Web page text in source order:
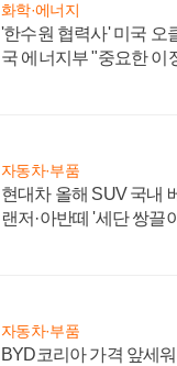
화학·에너지
'한수원 협력사' 미국 오
국 에너지부 "중요한 이
자동차·부품
현대차 올해 SUV 국내
랜저·아반떼 '세단 쌍끌
자동차·부품
BYD코리아 가격 앞세